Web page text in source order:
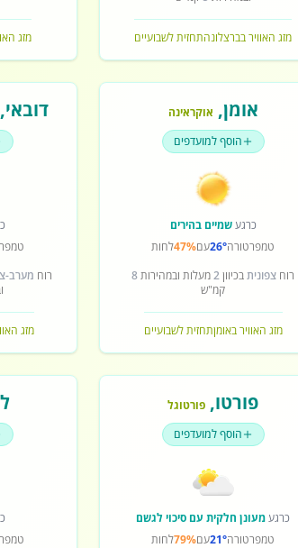
מזג האוויר בברצלונהתחזית לשבועיים מזג
אומן, אוקראינה
הוסף למועדפים
כרגעשמיים בהירים
טמפרטורה26°עם47%לחות
רוח צפוניתבכיוון2מעלות ובמהירות8
קמ"ש
מזג האוויר באומןתחזית לשבועיים
דובאי,
רוח מערב-
מזג
פורטו, פורטוגל
הוסף למועדפים
כרגעמעונן חלקית עם סיכוי לגשם
טמפרטורה21°עם79%לחות